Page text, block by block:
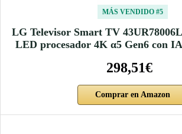
MÁS VENDIDO #5
LG Televisor Smart TV
LED procesador 4K α5 Gen6 con
298,51€
Comprar en Amazon